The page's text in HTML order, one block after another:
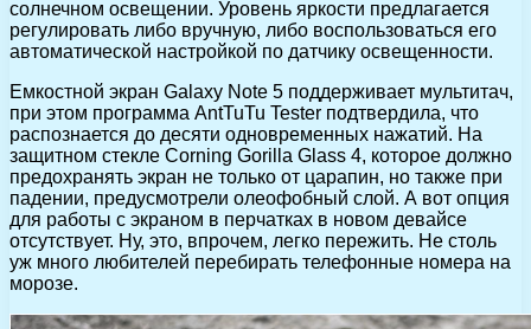
солнечном освещении. Уровень яркости предлагается
регулировать либо вручную, либо воспользоваться его
автоматической настройкой по датчику освещенности.
Емкостной экран Galaxy Note 5 поддерживает мультитач,
при этом программа AntTuTu Tester подтвердила, что
распознается до десяти одновременных нажатий. На
защитном стекле Corning Gorilla Glass 4, которое должно
предохранять экран не только от царапин, но также при
падении, предусмотрели олеофобный слой. А вот опция
для работы с экраном в перчатках в новом девайсе
отсутствует. Ну, это, впрочем, легко пережить. Не столь
уж много любителей перебирать телефонные номера на
морозе.